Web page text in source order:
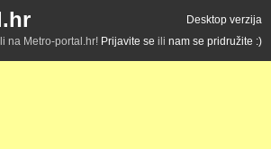
Desktop verzija
na Metro-portal.hr! Prijavite se ili nam se pridružite :)